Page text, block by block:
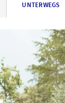
UNTERWEGS